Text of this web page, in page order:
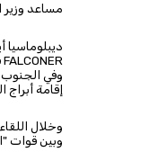
مساعد وزير
FALCONER
وفي الجنوب
إقامة أبراج
وخلال
وبين قوات